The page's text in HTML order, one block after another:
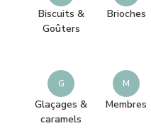
Biscuits &
Goûters
Brioches
G
Glaçages &
caramels
M
Membres